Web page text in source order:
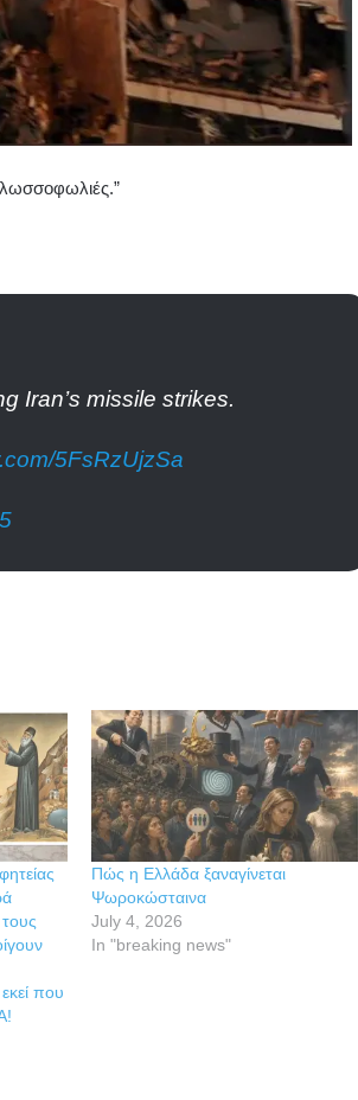
Iran’s missile strikes.
5FsRzUjzSa
που
Πώς η Ελλάδα ξαναγίνεται
Ψωροκώσταινα
July 4, 2026
In "breaking news"